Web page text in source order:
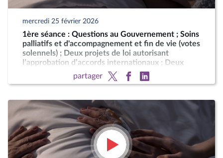
mercredi 25 février 2026
1ère séance : Questions au Gouvernement ; Soins
palliatifs et d'accompagnement et fin de vie (votes
solennels) ; Deux projets de loi autorisant
l’approbation d’accords internationaux ; Deux
motions de censure (art. 49, al. 2, de la
partager